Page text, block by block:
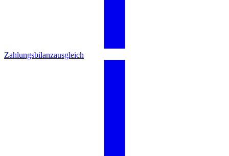
Zahlungsbilanzausgleich